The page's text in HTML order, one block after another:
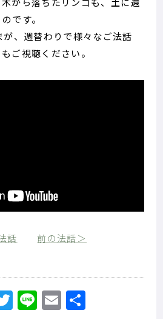
です。
、週替わりで様々なご法話
ご視聴ください。
話 前の法話＞
Twitter
LineEmail